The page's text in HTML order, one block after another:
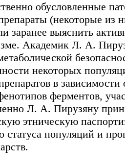
обусловленные
(некоторые из
заранее выяснить
Академик Л. А.
некоторых
в зависимости
ферментов,
Л. А. Пирузяну
этническую
статуса популяций и